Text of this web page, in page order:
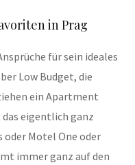
in Prag
für sein ideales
Low Budget, die
ein Apartment
eigentlich ganz
Motel One oder
immer ganz auf den